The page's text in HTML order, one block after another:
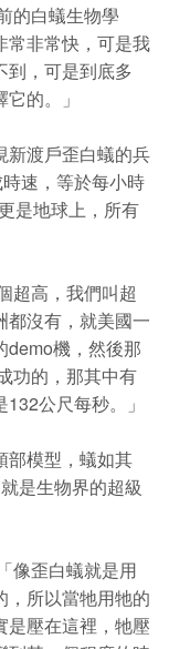
的白蟻生物學
常非常快，可是我
到，可是到底多
的。」
新渡戶歪白蟻的兵
速，等於每小時
是地球上，所有
超高，我們叫超
都沒有，就美國一
demo機，然後那
功的，那其中有
公尺每秒。」
部模型，蟻如其
是生物界的超級
像歪白蟻就是用
，所以當牠用牠的
是壓在這裡，牠壓